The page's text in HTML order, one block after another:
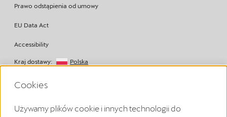
Prawo odstąpienia od umowy
EU Data Act
Accessibility
Kraj dostawy: Polska
Copyright © 2026
Cookies
Używamy plików cookie i innych technologii do